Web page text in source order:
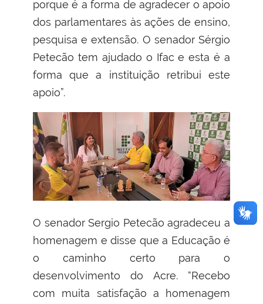
porque é a forma de agradecer o apoio
dos parlamentares às ações de ensino,
pesquisa e extensão. O senador Sérgio
Petecão tem ajudado o Ifac e esta é a
forma que a instituição retribui este
apoio”.
O senador Sergio Petecão agradeceu a
homenagem e disse que a Educação é
o caminho certo para o
desenvolvimento do Acre. “Recebo
com muita satisfação a homenagem